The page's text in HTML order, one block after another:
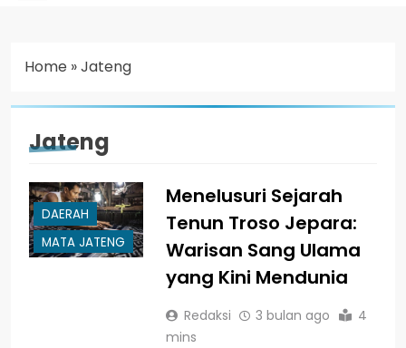
Home »Jateng
Jateng
DAERAH
MATA JATENG
Menelusuri Sejarah
Tenun Troso Jepara:
Warisan Sang Ulama
yang Kini Mendunia
Redaksi 3 bulan ago
4
mins